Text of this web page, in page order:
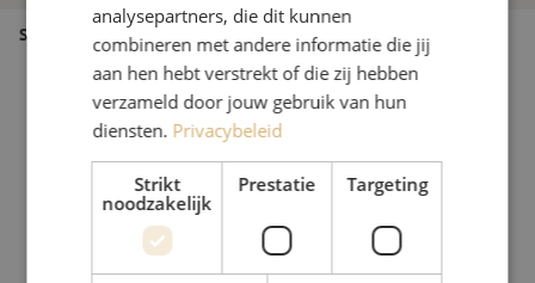
Soort product Inline moffen
analysepartners, die dit kunnen
combineren met andere informatie die jij
aan hen hebt verstrekt of die zij hebben
verzameld door jouw gebruik van hun
diensten. Privacybeleid
Strikt
noodzakelijk
Prestatie Targeting